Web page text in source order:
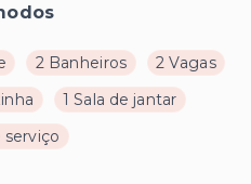
2 Banheiros
2 Vagas
1 Sala de jantar
serviço